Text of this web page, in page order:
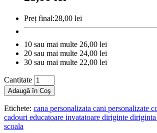
Preț final:28,00 lei
10 sau mai multe 26,00 lei
20 sau mai multe 24,00 lei
30 sau mai multe 22,00 lei
Cantitate
Adaugă în Coş
Etichete: cana personalizata cani personalizate
cadouri educatoare invatatoare diriginte
scoala